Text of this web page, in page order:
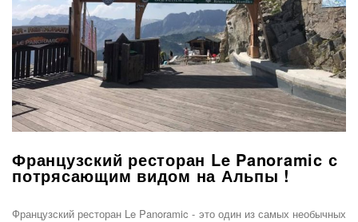
Французский ресторан Le Panoramic с
потрясающим видом на Альпы !
Французский ресторан Le Panoramic - это один из самых необычных